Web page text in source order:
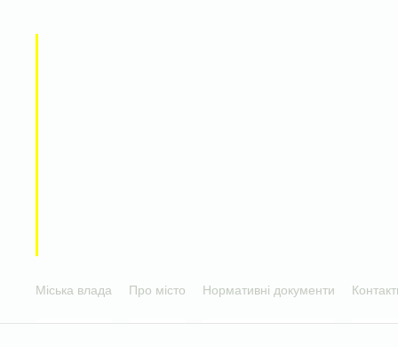
Міська влада Про місто Нормативні документи